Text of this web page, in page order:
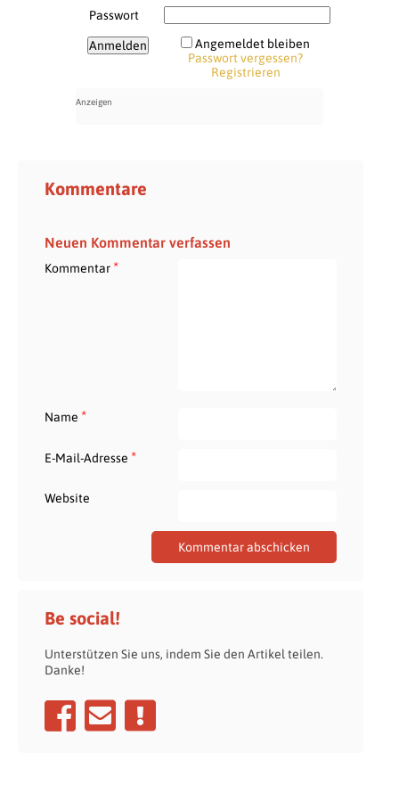
Passwort
Angemeldet bleiben
Passwort vergessen?
Registrieren
Kommentare
Neuen Kommentar verfassen
Kommentar*
Name *
E-Mail-Adresse *
Website
Be social!
Unterstützen Sie uns, indem Sie den Artikel teilen.
Danke!